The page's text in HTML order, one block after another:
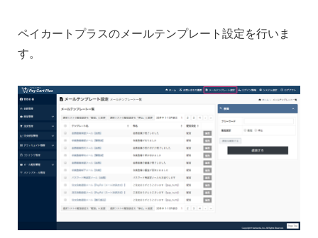
ペイカートプラスのメールテンプレート設定を行いま
す。